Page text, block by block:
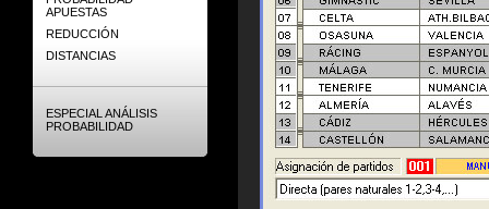
APUESTAS
REDUCCIÓN
DISTANCIAS
ESPECIAL ANÁLISIS
PROBABILIDAD